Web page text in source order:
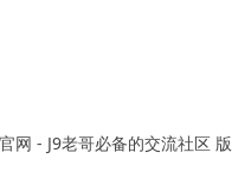
- J9老哥必备的交流社区 版